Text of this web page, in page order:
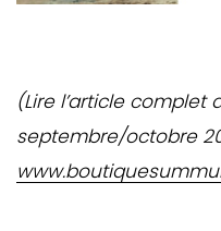
(Lire l’article complet
septembre/octobre